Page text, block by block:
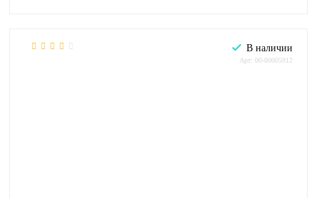
В наличии
Арт: 00-00005912